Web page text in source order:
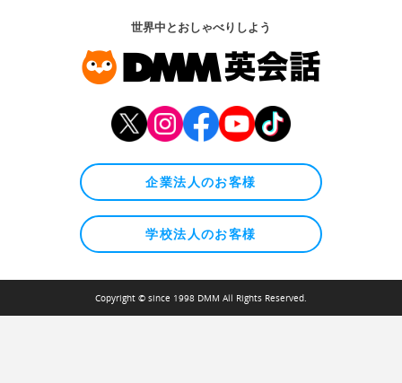
世界中とおしゃべりしよう
企業法人のお客様
学校法人のお客様
Copyright © since 1998 DMM All Rights Reserved.